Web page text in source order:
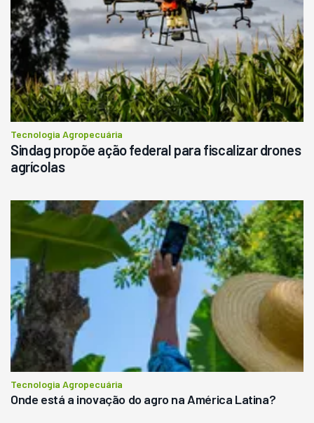
Tecnologia Agropecuária
Sindag propõe ação federal para fiscalizar drones
agrícolas
Tecnologia Agropecuária
Onde está a inovação do agro na América Latina?